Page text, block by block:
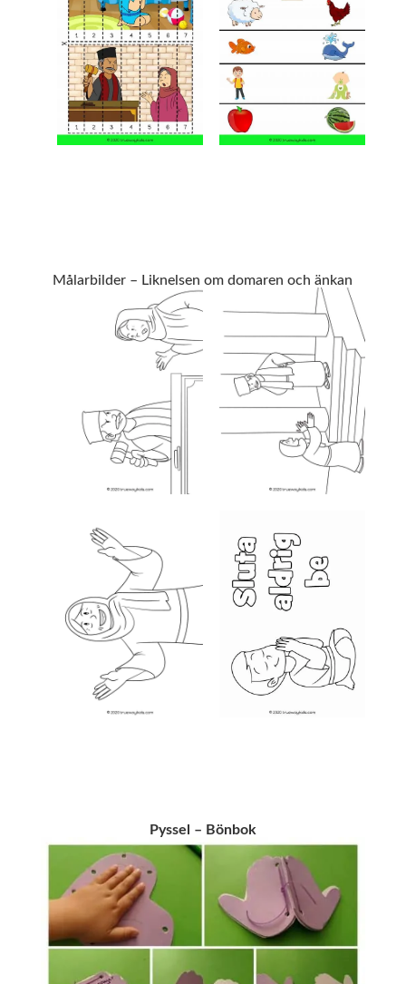
Målarbilder – Liknelsen om domaren och änkan
Pyssel – Bönbok